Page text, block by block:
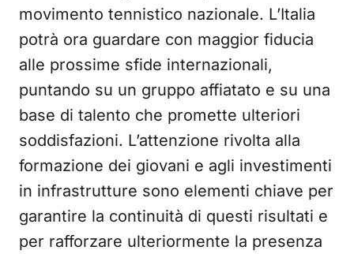
movimento tennistico nazionale. L’Italia
potrà ora guardare con maggior fiducia
alle prossime sfide internazionali,
puntando su un gruppo affiatato e su una
base di talento che promette ulteriori
soddisfazioni. L’attenzione rivolta alla
formazione dei giovani e agli investimenti
in infrastrutture sono elementi chiave per
garantire la continuità di questi risultati e
per rafforzare ulteriormente la presenza